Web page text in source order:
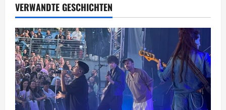
s
n
a
v
i
VERWANDTE GESCHICHTEN